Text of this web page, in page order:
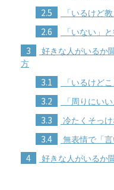
2.5 「いるけど
2.6 「いない」
3
好きな人がいるか
方
3.1 「いるけど
3.2 「周りにい
3.3 冷たくそっ
3.4 無表情で「
4 好きな人がいるか